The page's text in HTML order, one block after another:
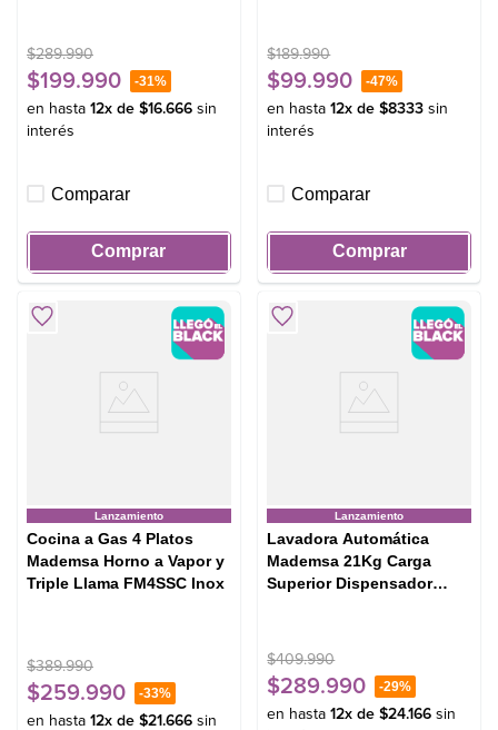
$289.990
$199.990 -31%
en hasta 12x de $16.666 sin
interés
Comparar
Comprar
$189.990
$99.990 -47%
en hasta 12x de $8333 sin
interés
Comparar
Comprar
Lanzamiento
Cocina a Gas 4 Platos
Mademsa Horno a Vapor y
Triple Llama FM4SSC Inox
$389.990
$259.990 -33%
en hasta 12x de $21 .666 sin
Lanzamiento
Lavadora Automática
Mademsa 21Kg Carga
Superior Dispensador
$409.990
$289.990 -29%
en hasta 12x de $24.166 sin